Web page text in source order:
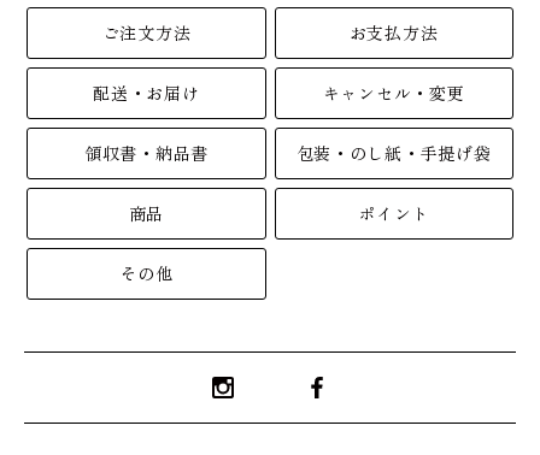
ご注文方法 お支払方法
配送・お届け キャンセル・変更
領収書・納品書 包装・のし紙・手提げ袋
商品 ポイント
その他
Instagram